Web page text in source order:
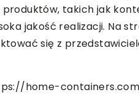
takich jak
jakość realizacji. Na
się z
home-containers.com